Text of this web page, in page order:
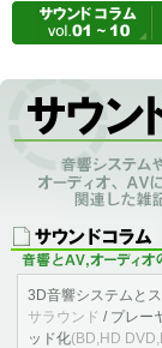
音響システムやオーデ
「アメニティ＆サウン
ものを編集掲載したもの
3D音響システムと
サラウンド / プレー
ッド化(BD,HD